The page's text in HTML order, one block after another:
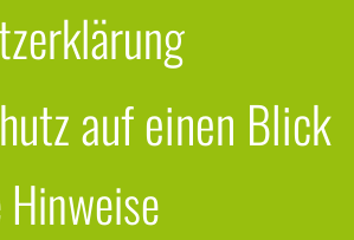
auf einen Blick